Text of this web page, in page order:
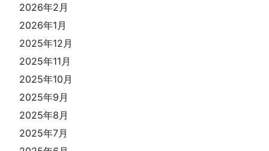
2026年2月
2026年1月
2025年12月
2025年11月
2025年10月
2025年9月
2025年8月
2025年7月